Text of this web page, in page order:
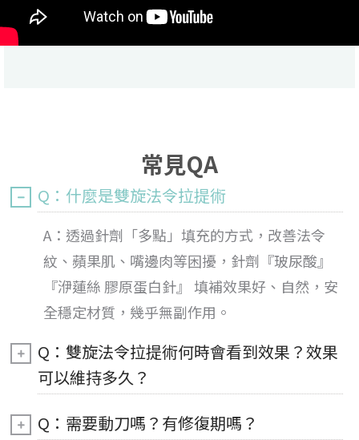
常見QA
Q：什麼是雙旋法令拉提術
A：透過針劑「多點」填充的方式，改善法令
紋、蘋果肌、嘴邊肉等困擾，針劑『玻尿酸』
『洢蓮絲 膠原蛋白針』 填補效果好、自然，安
全穩定材質，幾乎無副作用。
Q：雙旋法令拉提術何時會看到效果？效果
可以維持多久？
Q：需要動刀嗎？有修復期嗎？